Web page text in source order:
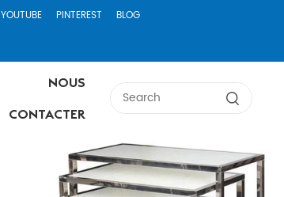
YOUTUBE PINTEREST BLOG
NOUS
CONTACTER